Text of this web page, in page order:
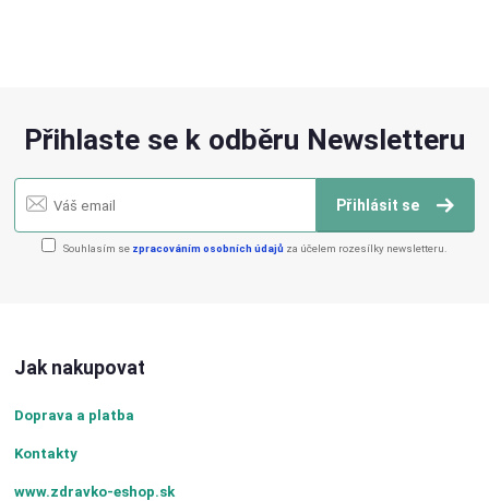
Přihlaste se k odběru Newsletteru
Přihlásit se
Souhlasím se zpracováním osobních údajů za účelem rozesílky newsletteru.
Jak nakupovat
Doprava a platba
Kontakty
www.zdravko-eshop.sk